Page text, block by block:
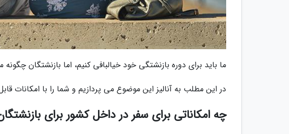
ما باید برای دوره بازنشتگی خود خیالبافی کنیم، اما بازنشتگان
در این مطلب به آنالیز این موضوع می پردازیم و شما را با امکانات
چه امکاناتی برای سفر در داخل کشور برای